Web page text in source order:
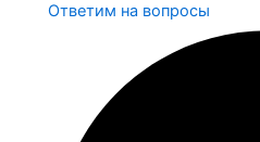
Ответим на вопросы